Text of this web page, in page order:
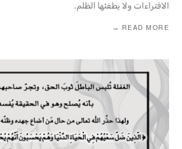
الافتراءات ولا يطفئها ‏الظلم‎.‎
READ MORE →